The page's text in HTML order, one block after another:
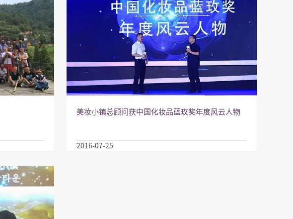
美妆小镇总顾问获中国化妆品蓝玫奖年度风云人物
2016-07-25